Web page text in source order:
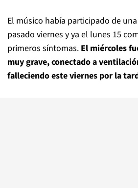
El músico había participado de
pasado viernes y ya el lunes 15
primeros síntomas. El miércoles
muy grave, conectado a
falleciendo este viernes por la